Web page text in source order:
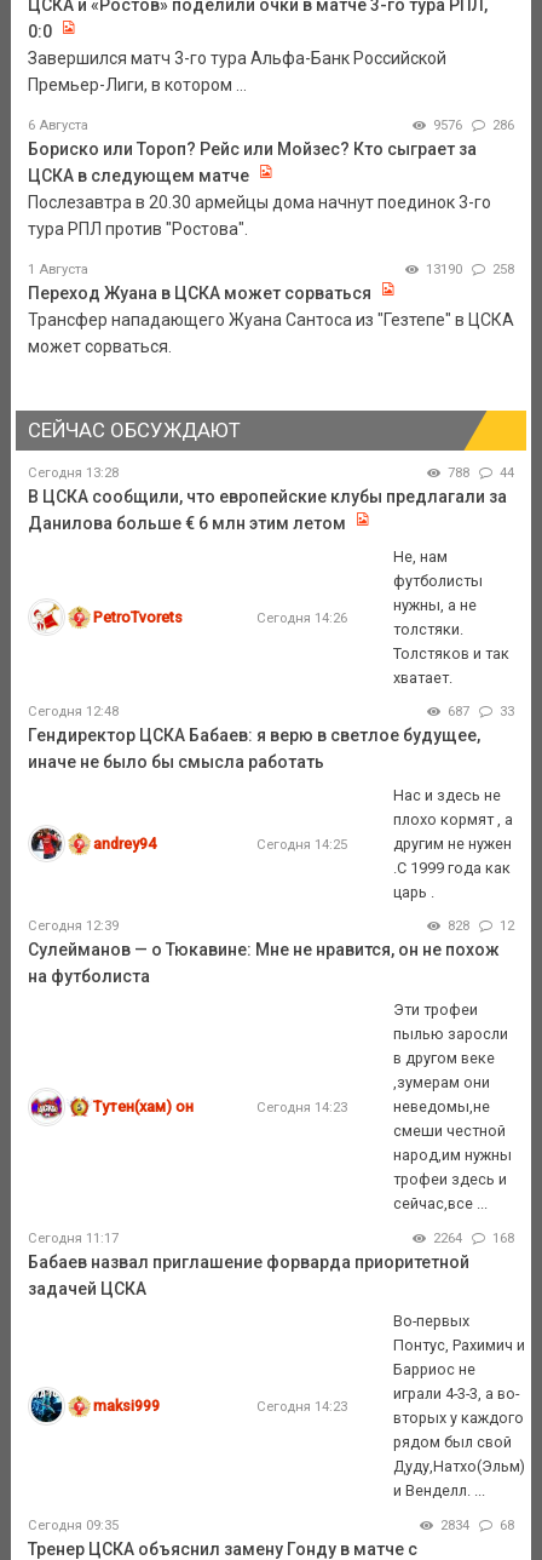
ЦСКА и «Ростов» поделили очки в матче 3-го тура РПЛ,
0:0
Завершился матч 3-го тура Альфа-Банк Российской
Премьер-Лиги, в котором ...
6 Августа 9576 286
Бориско или Тороп? Рейс или Мойзес? Кто сыграет за
ЦСКА в следующем матче
Послезавтра в 20.30 армейцы дома начнут поединок 3-го
тура РПЛ против "Ростова".
1 Августа 13190 258
Переход Жуана в ЦСКА может сорваться
Трансфер нападающего Жуана Сантоса из "Гезтепе" в ЦСКА
может сорваться.
СЕЙЧАС ОБСУЖДАЮТ
Сегодня 13:28 788 44
В ЦСКА сообщили, что европейские клубы предлагали за
Данилова больше € 6 млн этим летом
PetroTvorets Сегодня 14:26
Не, нам
футболисты
нужны, а не
толстяки.
Толстяков и так
хватает.
Сегодня 12:48 687 33
Гендиректор ЦСКА Бабаев: я верю в светлое будущее,
иначе не было бы смысла работать
andrey94 Сегодня 14:25
Нас и здесь не
плохо кормят , а
другим не нужен
.С 1999 года как
царь .
Сегодня 12:39 828 12
Сулейманов — о Тюкавине: Мне не нравится, он не похож
на футболиста
Тутен(хам) он Сегодня 14:23
Эти трофеи
пылью заросли
в другом веке
,зумерам они
неведомы,не
смеши честной
народ,им нужны
трофеи здесь и
сейчас,все ...
Сегодня 11:17 2264 168
Бабаев назвал приглашение форварда приоритетной
задачей ЦСКА
maksi999 Сегодня 14:23
Во-первых
Понтус, Рахимич и
Барриос не
играли 4-3-3, а во-
вторых у каждого
рядом был свой
Дуду,Натхо(Эльм)
и Венделл. ...
Сегодня 09:35 2834 68
Тренер ЦСКА объяснил замену Гонду в матче с